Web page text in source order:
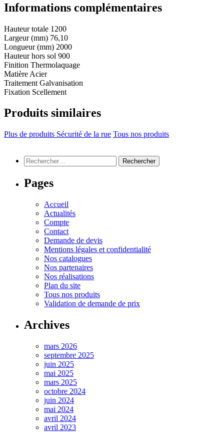
Informations complémentaires
Hauteur totale 1200
Largeur (mm) 76,10
Longueur (mm) 2000
Hauteur hors sol 900
Finition Thermolaquage
Matière Acier
Traitement Galvanisation
Fixation Scellement
Produits similaires
Plus de produits Sécurité de la rue Tous nos produits
Rechercher :
Pages
Accueil
Actualités
Compte
Contact
Demande de devis
Mentions légales et confidentialité
Nos catalogues
Nos partenaires
Nos réalisations
Plan du site
Tous nos produits
Validation de demande de prix
Archives
mars 2026
septembre 2025
juin 2025
mai 2025
mars 2025
octobre 2024
juin 2024
mai 2024
avril 2024
avril 2023